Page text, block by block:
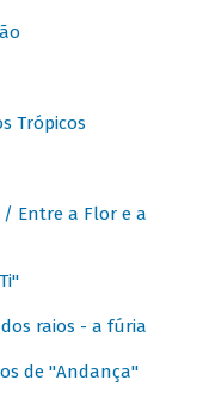
Trópicos
/ Entre a Flor e a
dos raios - a fúria
de "Andança"